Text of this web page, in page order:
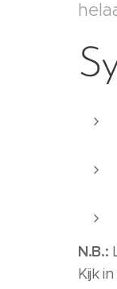
N.B.:
Kijk